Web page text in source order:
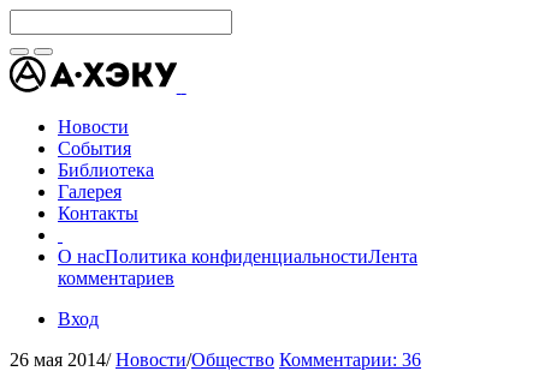
Новости
События
Библиотека
Галерея
Контакты
О насПолитика конфиденциальностиЛента
комментариев
Вход
26 мая 2014/ Новости/Общество Комментарии: 36